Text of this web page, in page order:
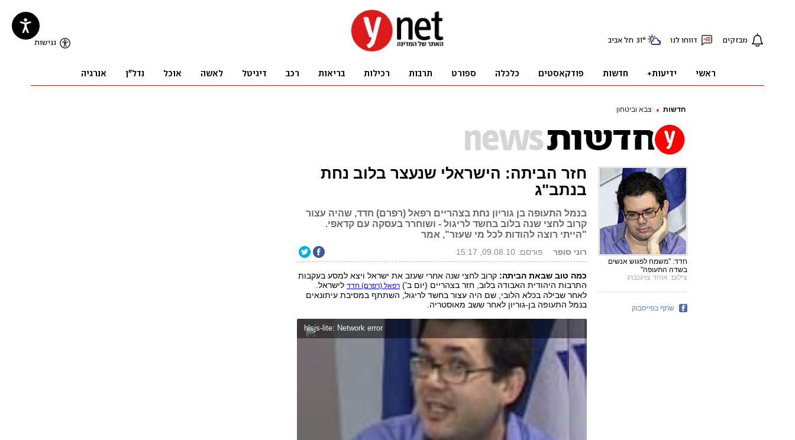
חדשות צבא וביטחון
חזר הביתה: הישראלי שנעצר בלוב נחת
בנתב"ג
בנמל התעופה בן גוריון נחת בצהריים רפאל (רפרם) חדד, שהיה עצור
קרוב לחצי שנה בלוב בחשד לריגול - ושוחרר בעסקה עם קדאפי.
"הייתי רוצה להודות לכל מי שעזר", אמר
רוני סופר פורסם: 09.08.10, 15:17
כמה טוב שבאת הביתה: קרוב לחצי שנה אחרי שעזב את ישראל ויצא למסע בעקבות
התרבות היהודית האבודה בלוב, חזר בצהריים (יום ב') רפאל (רפרם) חדדלישראל.
לאחר שבילה בכלא הלובי, שם היה עצור בחשד לריגול, השתתף במסיבת עיתונאים
בנמל התעופה בן-גוריון לאחר ששב מאוסטריה.
hlsjs-lite: Network error
חדד. "משמח לפגוש אנשים
בשדה התעופה"
צילום: אוהד צויגנברג
שתף בפייסבוק